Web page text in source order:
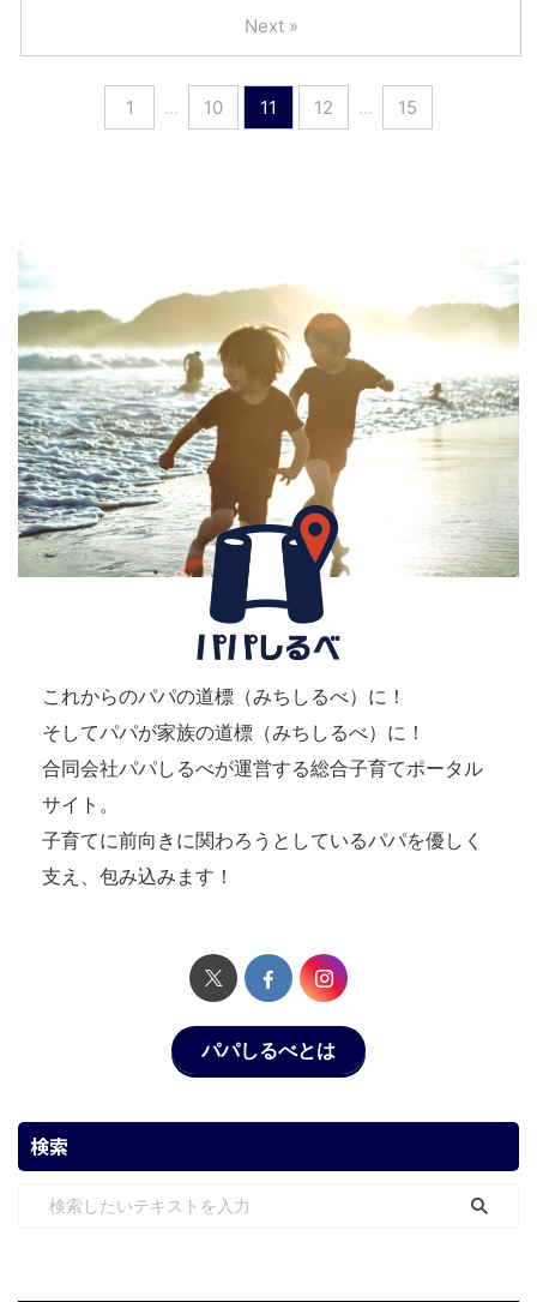
1 … 10 11 12 … 15
Next »
これからのパパの道標（みちしるべ）に！
そしてパパが家族の道標（みちしるべ）に！
合同会社パパしるべが運営する総合子育てポータル
サイト。
子育てに前向きに関わろうとしているパパを優しく
支え、包み込みます！
パパしるべとは
検索